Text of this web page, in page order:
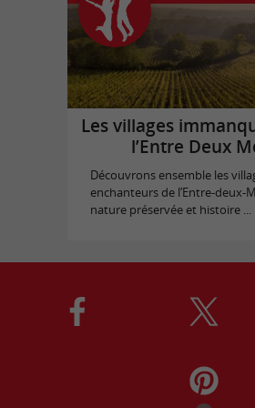
Les villages
l’Entre Deux
Découvrons ensemble les
enchanteurs de l’Entre-deux-
nature préservée et histoire ...